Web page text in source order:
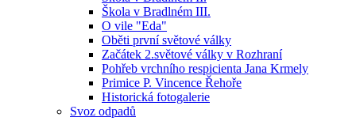
Škola v Bradlném III.
O vile "Eda"
Oběti první světové války
Začátek 2.světové války v Rozhraní
Pohřeb vrchního respicienta Jana Krmely
Primice P. Vincence Řehoře
Historická fotogalerie
Svoz odpadů